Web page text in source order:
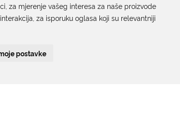
za mjerenje vašeg interesa za naše proizvode
za isporuku oglasa koji su relevantniji
postavke
poljana 10, 20000 Dubrovnik
sa strankama:
351 879